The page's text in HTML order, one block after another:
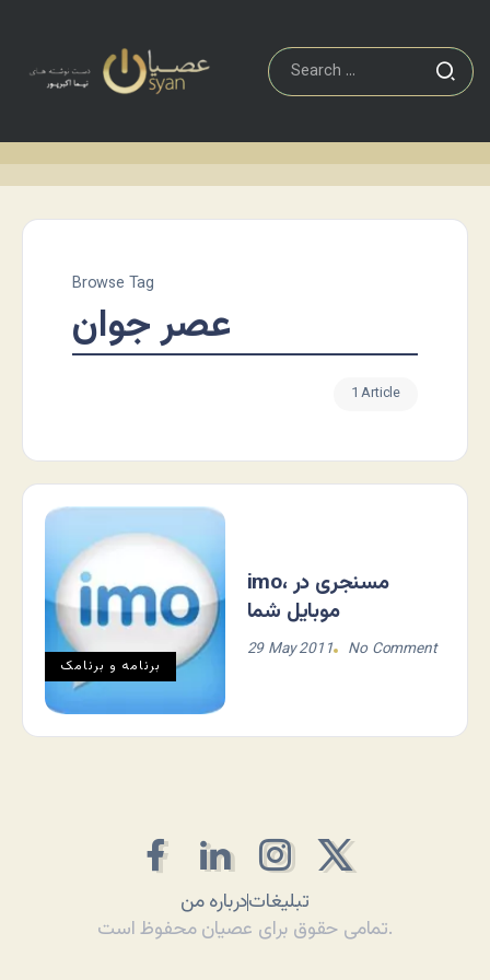
Browse Tag
عصر جوان
1 Article
برنامه و برنامک
imo، مسنجری در
موبایل شما
29 May 2011 No Comment
درباره منتبلیغات
تمامی حقوق برای عصیان محفوظ است.